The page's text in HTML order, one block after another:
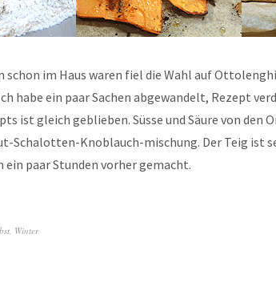
schon im Haus waren fiel die Wahl auf
habe ein paar Sachen abgewandelt, Rezept
ist gleich geblieben. Süsse und Säure von
Schalotten-Knoblauch-mischung. Der Teig ist
ein paar Stunden vorher gemacht.
, Winter